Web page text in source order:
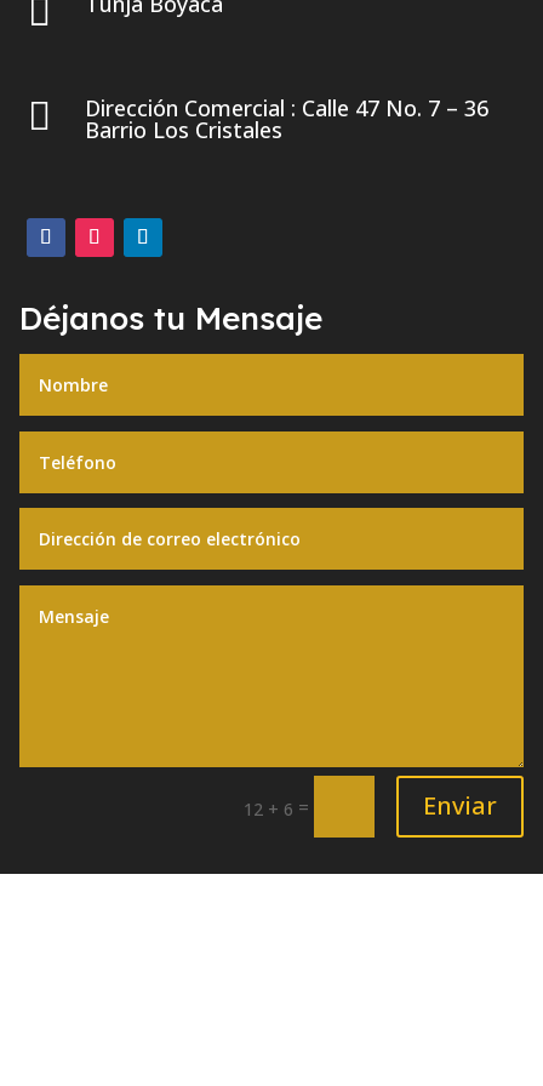
3133943030 – 3123844781
 ingenieria.piv@gmail.com
 Tunja Boyacá
 Dirección Comercial : Calle 47 No. 7 – 36
Barrio Los Cristales